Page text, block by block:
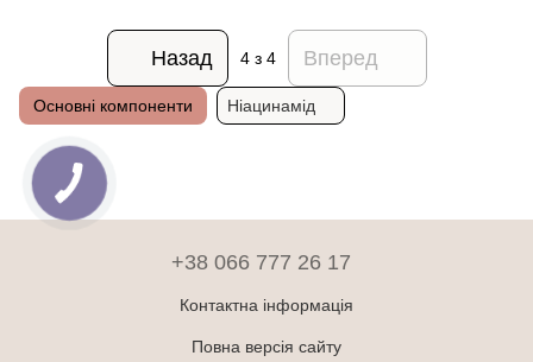
Назад 4з 4 Вперед
Основні компоненти Ніацинамід
+38 066 777 26 17
Контактна інформація
Повна версія сайту